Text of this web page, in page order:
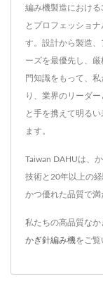
編み機製造におけ
とプロフェッショ
す。設計から製造
ーズを最優先し、
門知識をもって、
り、業界のリーダ
と手を携えて明る
ます。
Taiwan DAHUは、
技術と20年以上の
かつ優れた品質で満
私たちの高品質な
かぎ針編み機をご覧